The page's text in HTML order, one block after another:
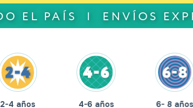
2-4 años 4-6 años 6- 8 años